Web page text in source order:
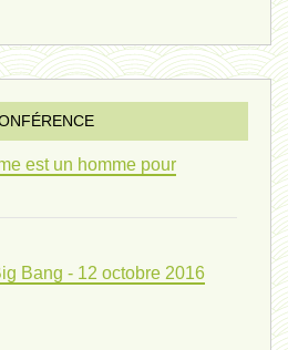
*
2024 *
est un homme pour
Bang - 12 octobre 2016